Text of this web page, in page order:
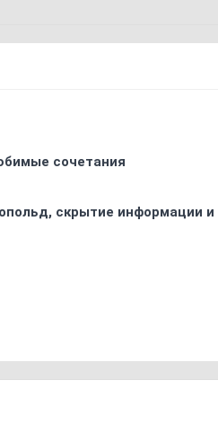
сочетания
скрытиe информации